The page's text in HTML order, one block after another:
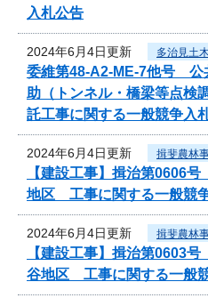
入札公告
2024年6月4日更新 多治見土
委維第48-A2-ME-7他号
助（トンネル・橋梁等点検
託工事に関する一般競争入
2024年6月4日更新 揖斐農林
【建設工事】揖治第0606
地区 工事に関する一般競
2024年6月4日更新 揖斐農林
【建設工事】揖治第0603
谷地区 工事に関する一般